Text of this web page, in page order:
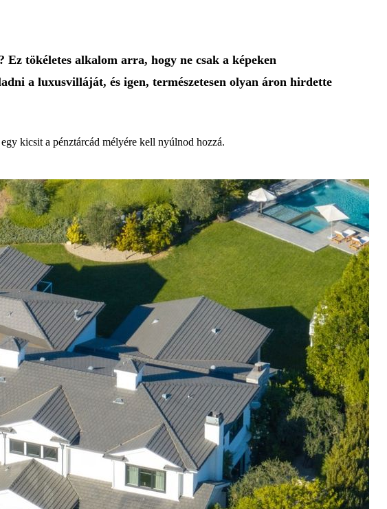
tökéletes alkalom arra, hogy ne csak a képeken
a luxusvilláját, és igen, természetesen olyan áron hirdette
kicsit a pénztárcád mélyére kell nyúlnod hozzá.